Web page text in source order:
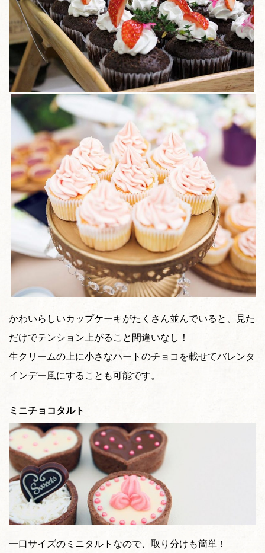
かわいらしいカップケーキがたくさん並んでいると、見た
だけでテンション上がること間違いなし！
生クリームの上に小さなハートのチョコを載せてバレンタ
インデー風にすることも可能です。
ミニチョコタルト
一口サイズのミニタルトなので、取り分けも簡単！